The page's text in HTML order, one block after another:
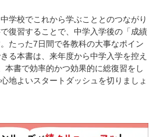
学校でこれから学ぶこととのつながり
復習することで、中学入学後の「成績
たった7日間で各教科の大事なポイン
る本書は、来年度から中学入学を控え
本書で効率的かつ効果的に総復習をし
地よいスタートダッシュを切りましょ